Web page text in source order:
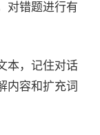
对错题进行有
本，记住对话
内容和扩充词